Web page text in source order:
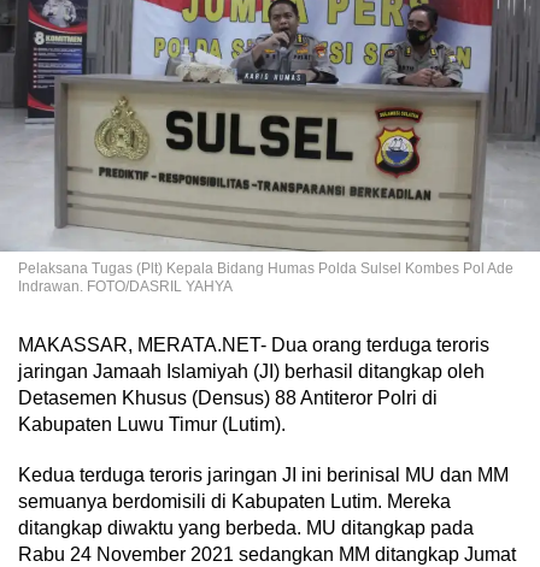
Pelaksana Tugas (Plt) Kepala Bidang Humas Polda Sulsel Kombes Pol Ade
Indrawan. FOTO/DASRIL YAHYA
MAKASSAR, MERATA.NET- Dua orang terduga teroris
jaringan Jamaah Islamiyah (JI) berhasil ditangkap oleh
Detasemen Khusus (Densus) 88 Antiteror Polri di
Kabupaten Luwu Timur (Lutim).
Kedua terduga teroris jaringan JI ini berinisal MU dan MM
semuanya berdomisili di Kabupaten Lutim. Mereka
ditangkap diwaktu yang berbeda. MU ditangkap pada
Rabu 24 November 2021 sedangkan MM ditangkap Jumat